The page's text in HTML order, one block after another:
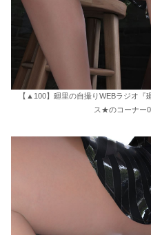
【▲100】廻里の自撮りWEBラジオ『
ス★のコーナー